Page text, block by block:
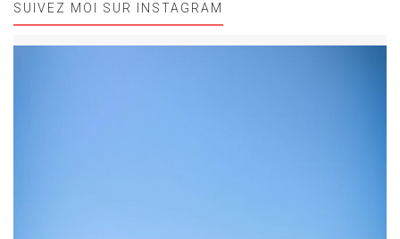
SUIVEZ MOI SUR INSTAGRAM